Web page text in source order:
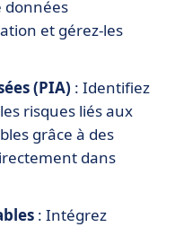
données
et gérez-les
(PIA) : Identifiez
risques liés aux
grâce à des
dans
: Intégrez